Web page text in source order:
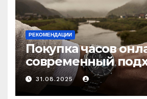
РЕКОМЕНДАЦИИ
Покупка часов
современный
выбору
31.08.2025